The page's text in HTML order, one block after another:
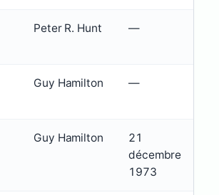
Peter R. Hunt —
Guy Hamilton —
Guy Hamilton
21
décembre
1973